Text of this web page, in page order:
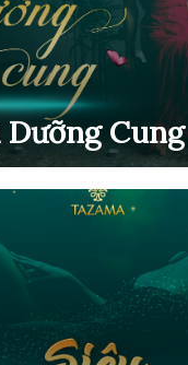
Cung